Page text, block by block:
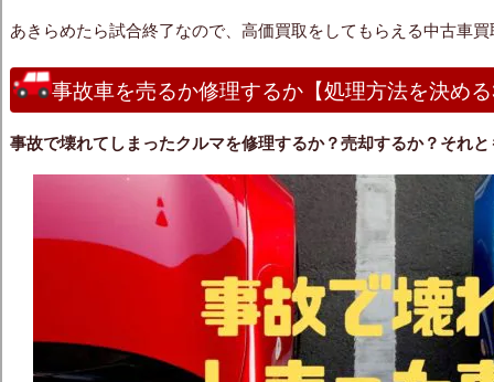
あきらめたら試合終了なので、高価買取をしてもらえる中古車
事故車を売るか修理するか【処理方法を決め
事故で壊れてしまったクルマを修理するか？売却するか？それ